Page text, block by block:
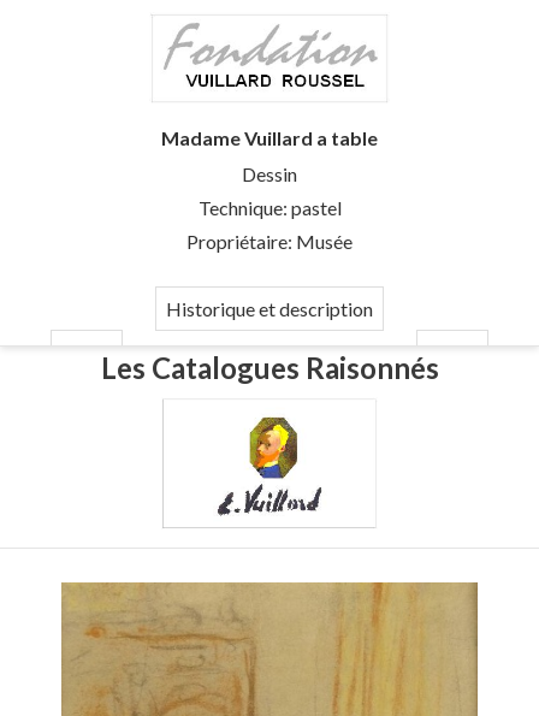
Madame Vuillard a table
Dessin
Technique: pastel
Propriétaire: Musée
Historique et description
Les Catalogues Raisonnés